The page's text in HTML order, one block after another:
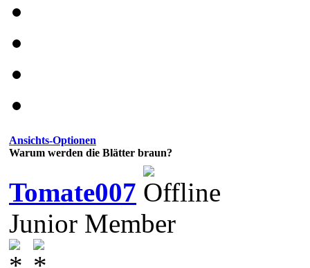
Ansichts-Optionen
Warum werden die Blätter braun?
Tomate007
Junior Member